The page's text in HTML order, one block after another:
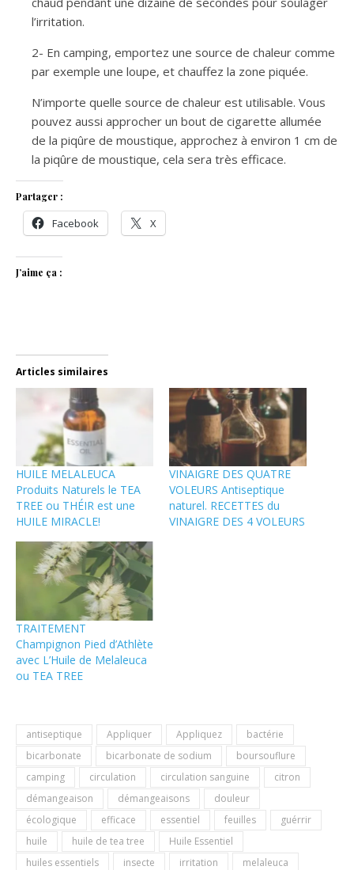
l’irritation.
2- En camping, emportez une source de chaleur comme
par exemple une loupe, et chauffez la zone piquée.
N’importe quelle source de chaleur est utilisable. Vous
pouvez aussi approcher un bout de cigarette allumée
de la piqûre de moustique, approchez à environ 1 cm de
la piqûre de moustique, cela sera très efficace.
Partager :
Facebook X
J’aime ça :
Articles similaires
HUILE MELALEUCA
Produits Naturels le TEA
TREE ou THÉIR est une
HUILE MIRACLE!
VINAIGRE DES QUATRE
VOLEURS Antiseptique
naturel. RECETTES du
VINAIGRE DES 4 VOLEURS
TRAITEMENT
Champignon Pied d’Athlète
avec L’Huile de Melaleuca
ou TEA TREE
antiseptique Appliquer Appliquez
bactérie
bicarbonate
bicarbonate de sodium
boursouflure
camping
circulation circulation sanguine
citron
démangeaison
démangeaisons
douleur
écologique
efficace essentiel feuilles
guérrir
huile
huile de tea tree
Huile Essentiel
huiles essentiels
insecte irritation
melaleuca